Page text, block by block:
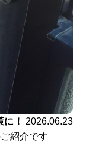
！
2026.06.23
紹介です